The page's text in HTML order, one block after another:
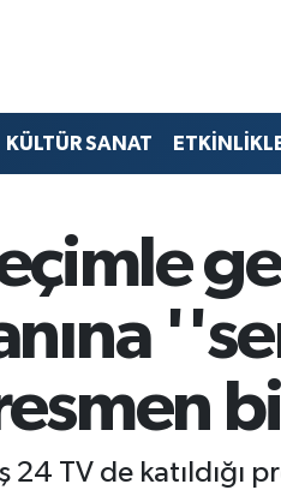
KÜLTÜR SANAT
24 TV de katıldığı